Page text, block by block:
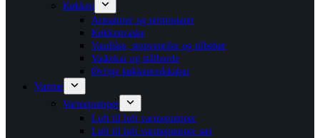
Køkken
Armaturer og termostater
Køkkenvaske
Vandlåse, stopventiler og tilbehør
Vaskekar og stålborde
Øvrige køkkenredskaber
Varme
Varmepumper
Luft til luft varmepumper
Luft til luft varmepumper sæt